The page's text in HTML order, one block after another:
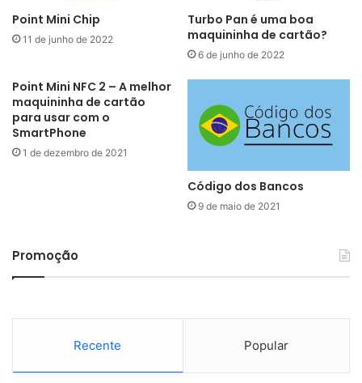
Point Mini Chip
11 de junho de 2022
Turbo Pan é uma boa
maquininha de cartão?
6 de junho de 2022
Point Mini NFC 2 – A melhor
maquininha de cartão
para usar com o
SmartPhone
1 de dezembro de 2021
Código dos Bancos
9 de maio de 2021
Promoção
Recente Popular